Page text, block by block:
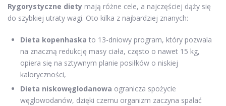
Rygorystyczne diety mają różne cele, a najczęściej dąży się
do szybkiej utraty wagi. Oto kilka z najbardziej znanych:
Dieta kopenhaska to 13-dniowy program, który pozwala
na znaczną redukcję masy ciała, często o nawet 15 kg,
opiera się na sztywnym planie posiłków o niskiej
kaloryczności,
Dieta niskowęglodanowa ogranicza spożycie
węglowodanów, dzięki czemu organizm zaczyna spalać